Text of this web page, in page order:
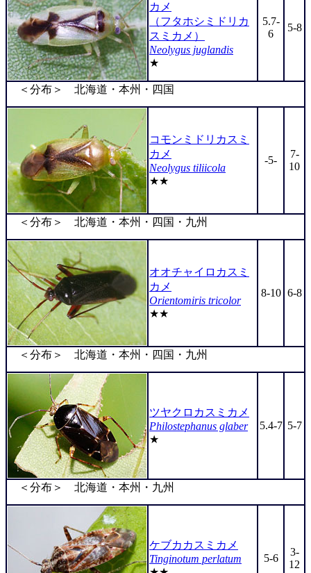
カメ
（フタホシミドリカ
スミカメ）
Neolygus juglandis
★
5.7-
6
5-8
＜分布＞ 北海道・本州・四国
コモンミドリカスミ
カメ
Neolygus tiliicola
★★
-5-
7-
10
＜分布＞ 北海道・本州・四国・九州
オオチャイロカスミ
カメ
Orientomiris tricolor
★★
8-10 6-8
＜分布＞ 北海道・本州・四国・九州
ツヤクロカスミカメ
Philostephanus glaber
★
5.4-7 5-7
＜分布＞ 北海道・本州・九州
ケブカカスミカメ
Tinginotum perlatum
5-6
3-
12